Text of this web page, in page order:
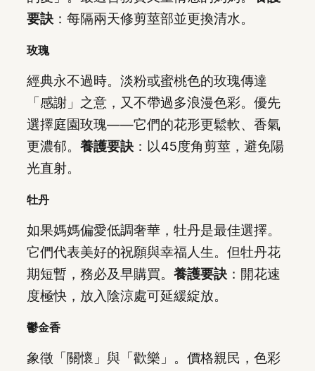
要訣 ：每隔兩天修剪莖部並更換清水。
玫瑰
經典永不過時。淡粉或蜜桃色的玫瑰傳達
「感謝」之意，又不帶過多浪漫色彩。優先
選擇庭園玫瑰——它們的花形更鬆軟、香氣
更濃郁。 養護要訣 ：以45度角剪莖，避免陽
光直射。
牡丹
如果媽媽偏愛低調奢華，牡丹是最佳選擇。
它們代表美好的祝願與幸福人生。但牡丹花
期短暫，務必及早購買。 養護要訣 ：開花速
度極快，放入陰涼處可延緩綻放。
鬱金香
象徵「關懷」與「歡樂」。價格親民，色彩